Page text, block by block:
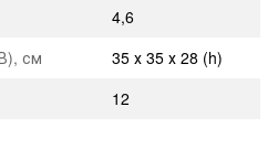
4,6
см
35 х 35 х 28 (h)
12